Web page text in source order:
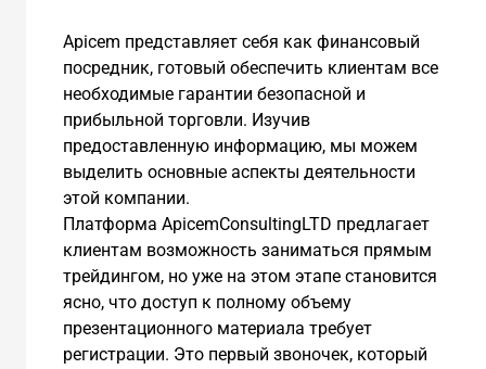
Apicem представляет себя как финансовый
посредник, готовый обеспечить клиентам все
необходимые гарантии безопасной и
прибыльной торговли. Изучив
предоставленную информацию, мы можем
выделить основные аспекты деятельности
этой компании.
Платформа ApicemConsultingLTD предлагает
клиентам возможность заниматься прямым
трейдингом, но уже на этом этапе становится
ясно, что доступ к полному объему
презентационного материала требует
регистрации. Это первый звоночек, который